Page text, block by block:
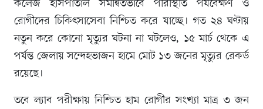
কলেজ হাসপাতাল সমন্বিতভাবে পরিস্থিতি পর্যবেক্ষণ ও
রোগীদের চিকিৎসাসেবা নিশ্চিত করে যাচ্ছে। গত ২৪ ঘণ্টায়
নতুন করে কোনো মৃত্যুর ঘটনা না ঘটলেও, ১৫ মার্চ থেকে এ
পর্যন্ত জেলায় সন্দেহভাজন হামে মোট ১৩ জনের মৃত্যুর রেকর্ড
রয়েছে।
তবে ল্যাব পরীক্ষায় নিশ্চিত হাম রোগীর সংখ্যা মাত্র ৩ জন